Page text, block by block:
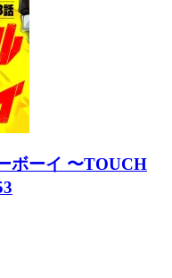
ボーイ 〜TOUCH